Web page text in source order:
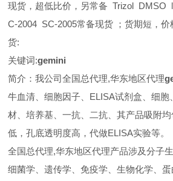
现货，超低比价，另常备 Trizol
C-2004 SC-2005常备现货 ；货期短，
货:
关键词:gemini
简介：我公司全国总代理,华东地区代理
牛血清、细胞因子、ELISA试剂盒、细胞
材、培养基、一抗、二抗、其产品吸附
低，孔底透明度高，代做ELISA实验等。
全国总代理,华东地区代理产品涉及分子
细菌学、遗传学、免疫学、生物化学、